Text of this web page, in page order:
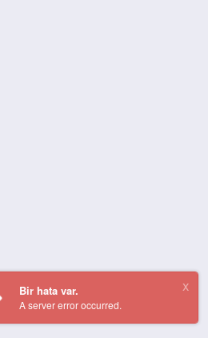
Bir hata var.
A server error occurred.